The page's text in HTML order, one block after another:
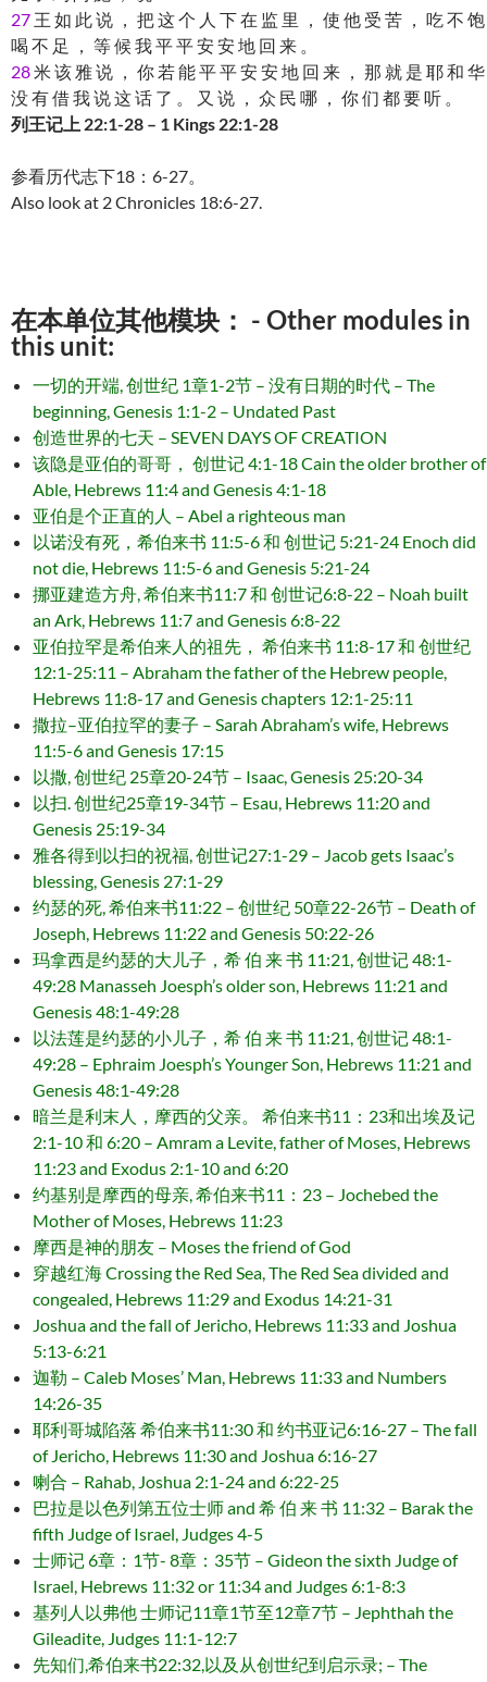
27 王 如 此 说 ， 把 这 个 人 下 在 监 里 ， 使 他 受 苦 ， 吃 不 饱
喝 不 足 ， 等 候 我 平 平 安 安 地 回 来 。
28米 该 雅 说 ， 你 若 能 平 平 安 安 地 回 来 ， 那 就 是 耶 和 华
没 有 借 我 说 这 话 了 。 又 说 ， 众 民 哪 ， 你 们 都 要 听 。
列王记上 22:1-28 – 1 Kings 22:1-28
参看历代志下18：6-27。
Also look at 2 Chronicles 18:6-27.
在本单位其他模块： - Other modules in
this unit:
一切的开端, 创世纪 1章1-2节 – 没有日期的时代 – The
beginning, Genesis 1:1-2 – Undated Past
创造世界的七天 – SEVEN DAYS OF CREATION
该隐是亚伯的哥哥， 创世记 4:1-18 Cain the older brother of
Able, Hebrews 11:4 and Genesis 4:1-18
亚伯是个正直的人 – Abel a righteous man
以诺没有死，希伯来书 11:5-6 和 创世记 5:21-24 Enoch did
not die, Hebrews 11:5-6 and Genesis 5:21-24
挪亚建造方舟, 希伯来书11:7 和 创世记6:8-22 – Noah built
an Ark, Hebrews 11:7 and Genesis 6:8-22
亚伯拉罕是希伯来人的祖先， 希伯来书 11:8-17 和 创世纪
12:1-25:11 – Abraham the father of the Hebrew people,
Hebrews 11:8-17 and Genesis chapters 12:1-25:11
撒拉–亚伯拉罕的妻子 – Sarah Abraham’s wife, Hebrews
11:5-6 and Genesis 17:15
以撒, 创世纪 25章20-24节 – Isaac, Genesis 25:20-34
以扫. 创世纪25章19-34节 – Esau, Hebrews 11:20 and
Genesis 25:19-34
雅各得到以扫的祝福, 创世记27:1-29 – Jacob gets Isaac’s
blessing, Genesis 27:1-29
约瑟的死, 希伯来书11:22 – 创世纪 50章22-26节 – Death of
Joseph, Hebrews 11:22 and Genesis 50:22-26
玛拿西是约瑟的大儿子，希 伯 来 书 11:21, 创世记 48:1-
49:28 Manasseh Joesph’s older son, Hebrews 11:21 and
Genesis 48:1-49:28
以法莲是约瑟的小儿子，希 伯 来 书 11:21, 创世记 48:1-
49:28 – Ephraim Joesph’s Younger Son, Hebrews 11:21 and
Genesis 48:1-49:28
暗兰是利末人，摩西的父亲。 希伯来书11：23和出埃及记
2:1-10 和 6:20 – Amram a Levite, father of Moses, Hebrews
11:23 and Exodus 2:1-10 and 6:20
约基别是摩西的母亲, 希伯来书11：23 – Jochebed the
Mother of Moses, Hebrews 11:23
摩西是神的朋友 – Moses the friend of God
穿越红海 Crossing the Red Sea, The Red Sea divided and
congealed, Hebrews 11:29 and Exodus 14:21-31
Joshua and the fall of Jericho, Hebrews 11:33 and Joshua
5:13-6:21
迦勒 – Caleb Moses’ Man, Hebrews 11:33 and Numbers
14:26-35
耶利哥城陷落 希伯来书11:30 和 约书亚记6:16-27 – The fall
of Jericho, Hebrews 11:30 and Joshua 6:16-27
喇合 – Rahab, Joshua 2:1-24 and 6:22-25
巴拉是以色列第五位士师 and 希 伯 来 书 11:32 – Barak the
fifth Judge of Israel, Judges 4-5
士师记 6章：1节- 8章：35节 – Gideon the sixth Judge of
Israel, Hebrews 11:32 or 11:34 and Judges 6:1-8:3
基列人以弗他 士师记11章1节至12章7节 – Jephthah the
Gileadite, Judges 11:1-12:7
先知们,希伯来书22:32,以及从创世纪到启示录; – The